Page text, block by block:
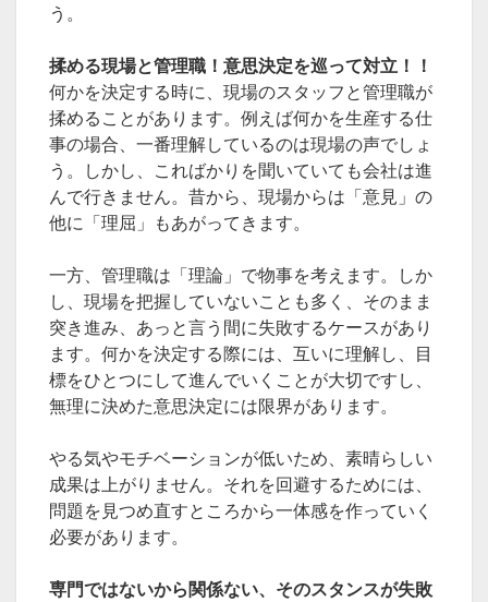
う。
揉める現場と管理職！意思決定を巡って対立！！
何かを決定する時に、現場のスタッフと管理職が
揉めることがあります。例えば何かを生産する仕
事の場合、一番理解しているのは現場の声でしょ
う。しかし、こればかりを聞いていても会社は進
んで行きません。昔から、現場からは「意見」の
他に「理屈」もあがってきます。
一方、管理職は「理論」で物事を考えます。しか
し、現場を把握していないことも多く、そのまま
突き進み、あっと言う間に失敗するケースがあり
ます。何かを決定する際には、互いに理解し、目
標をひとつにして進んでいくことが大切ですし、
無理に決めた意思決定には限界があります。
やる気やモチベーションが低いため、素晴らしい
成果は上がりません。それを回避するためには、
問題を見つめ直すところから一体感を作っていく
必要があります。
専門ではないから関係ない、そのスタンスが失敗